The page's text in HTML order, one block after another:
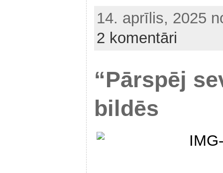
14. aprīlis, 2025
2 komentāri
“Pārspēj
bildēs